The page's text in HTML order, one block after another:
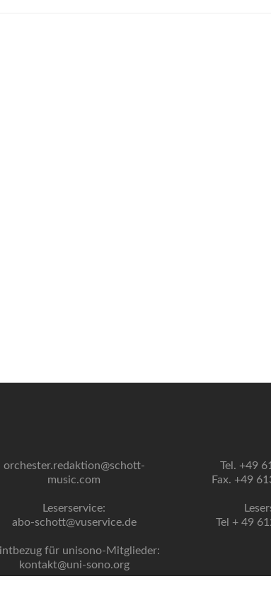
orchester.redaktion@schott-
music.com
Leserservice:
abo-schott@vuservice.de
für unisono-Mitglieder:
kontakt@uni-sono.org
Tel. +49
Fax. +49
Tel + 49